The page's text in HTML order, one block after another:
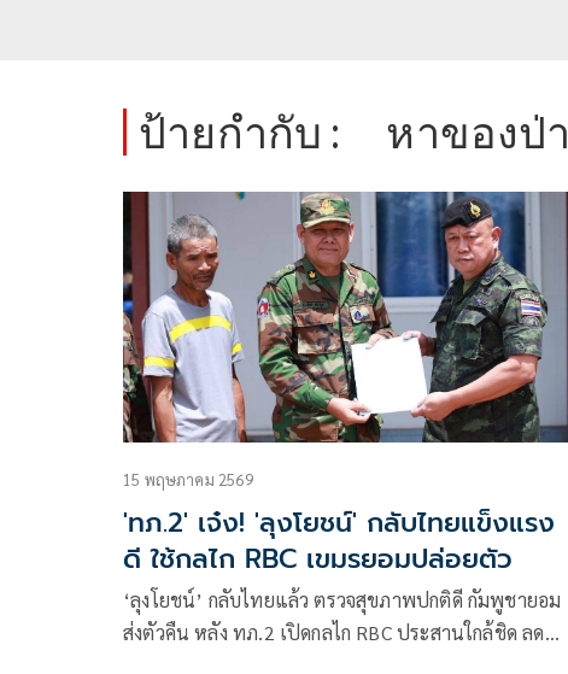
ป้ายกำกับ : หาของป่า
15 พฤษภาคม 2569
'ทภ.2' เจ๋ง! 'ลุงโยชน์' กลับไทยแข็งแรง
ดี ใช้กลไก RBC เขมรยอมปล่อยตัว
‘ลุงโยชน์’ กลับไทยแล้ว ตรวจสุขภาพปกติดี กัมพูชายอม
ส่งตัวคืน หลัง ทภ.2 เปิดกลไก RBC ประสานใกล้ชิด ลด